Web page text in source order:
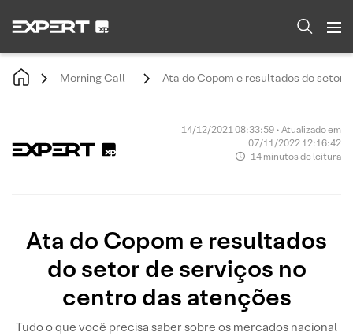
Morning Call Ata do Copom e resultados do setor
14/12/2021 08:33:59 • Atualizado em
07/11/2022 12:16:42
14 minutos de leitura
Ata do Copom e resultados
do setor de serviços no
centro das atenções
Tudo o que você precisa saber sobre os mercados nacional